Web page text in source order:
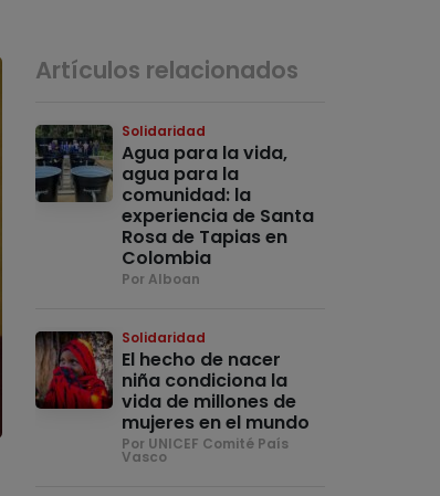
Artículos relacionados
Solidaridad
Agua para la vida,
agua para la
comunidad: la
experiencia de Santa
Rosa de Tapias en
Colombia
Por Alboan
Solidaridad
El hecho de nacer
niña condiciona la
vida de millones de
mujeres en el mundo
Por UNICEF Comité País
Vasco